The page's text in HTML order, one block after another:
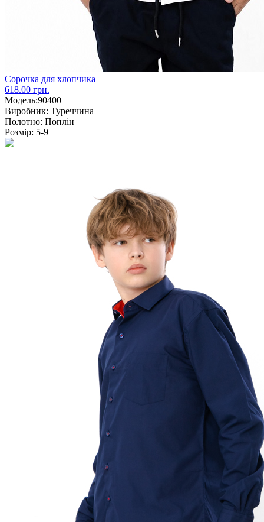
Сорочка для хлопчика
618.00 грн.
Модель:90400
Виробник: Туреччина
Полотно: Поплін
Розмір: 5-9